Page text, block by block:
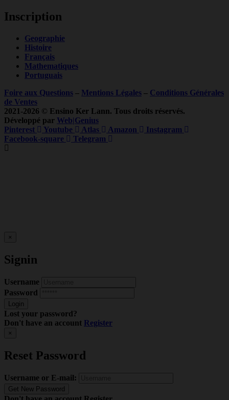
Inscription
Geographie
Histoire
Français
Mathematiques
Portuguais
Foire aux Questions – Mentions Légales – Conditions Générales
de Ventes
2021-2026 © Ensino Ker Lann. Tous droits réservés.
Développé par Web|Genius
Pinterest
Youtube Atlas Amazon
Instagram
Facebook-square
Telegram
×
Signin
Username
Password
Lost your password?
Don't have an account Register
×
Reset Password
Username or E-mail: